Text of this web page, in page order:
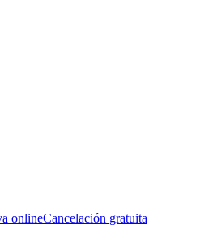
onlineCancelación gratuita